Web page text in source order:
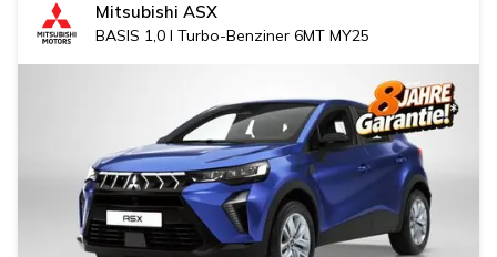
Mitsubishi ASX
BASIS 1,0 l Turbo-Benziner 6MT MY25